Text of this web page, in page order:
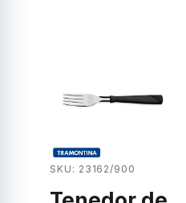
SKU: 23162/900